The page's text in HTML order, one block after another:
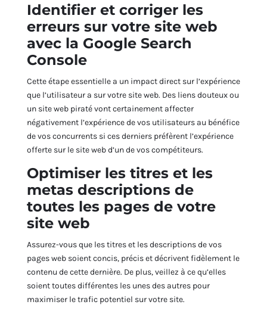
Identifier et corriger les
erreurs sur votre site web
avec la Google Search
Console
Cette étape essentielle a un impact direct sur l’expérience
que l’utilisateur a sur votre site web. Des liens douteux ou
un site web piraté vont certainement affecter
négativement l’expérience de vos utilisateurs au bénéfice
de vos concurrents si ces derniers préfèrent l’expérience
offerte sur le site web d’un de vos compétiteurs.
Optimiser les titres et les
metas descriptions de
toutes les pages de votre
site web
Assurez-vous que les titres et les descriptions de vos
pages web soient concis, précis et décrivent fidèlement le
contenu de cette dernière. De plus, veillez à ce qu’elles
soient toutes différentes les unes des autres pour
maximiser le trafic potentiel sur votre site.